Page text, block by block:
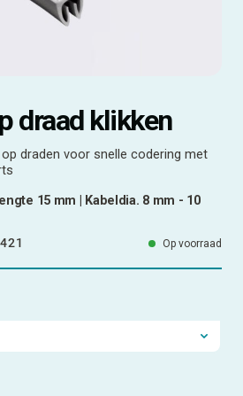
draad klikken
draden voor snelle codering met
15 mm | Kabeldia. 8 mm - 10
Op voorraad